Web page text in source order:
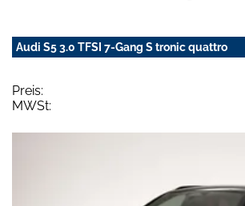
Audi S5 3.0 TFSI 7-Gang S tronic quattro
Preis:
MWSt: